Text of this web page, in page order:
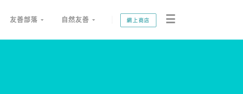
友善部落 自然友善 網上商店 ☰